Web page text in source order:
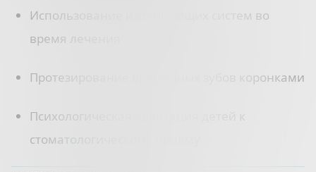
Использование изолирующих систем во
время лечения
Протезирование временных зубов коронками
Психологическая адаптация детей к
стоматологическому приему